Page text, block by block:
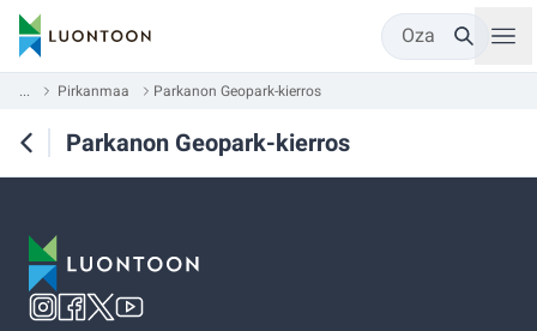
Oza
... Pirkanmaa Parkanon Geopark-kierros
Parkanon Geopark-kierros